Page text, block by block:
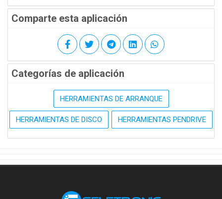
Comparte esta aplicación
Categorías de aplicación
HERRAMIENTAS DE ARRANQUE
HERRAMIENTAS DE DISCO HERRAMIENTAS PENDRIVE